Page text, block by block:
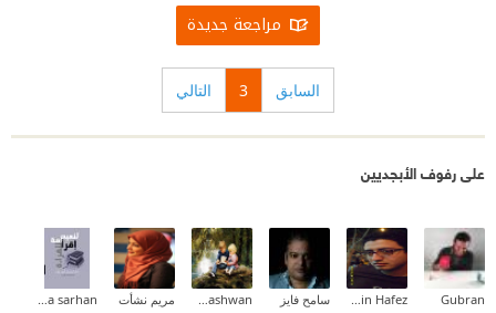
مراجعة جديدة
السابق 3 التالي
على رفوف الأبجديين
Gubran
Adel Hussein Hafez سامح فايز Mohamed Sayed Rashwan مريم نشأت Dina sarhan